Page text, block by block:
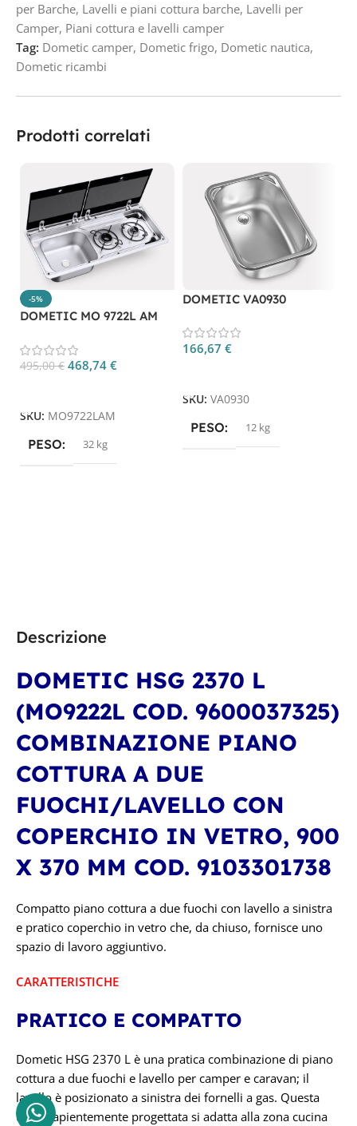
Descrizione
DOMETIC HSG 2370 L
(MO9222L COD. 9600037325)
COMBINAZIONE PIANO
COTTURA A DUE
FUOCHI/LAVELLO CON
COPERCHIO IN VETRO, 900
X 370 MM COD. 9103301738
Compatto piano cottura a due fuochi con lavello a sinistra
e pratico coperchio in vetro che, da chiuso, fornisce uno
spazio di lavoro aggiuntivo.
CARATTERISTICHE
PRATICO E COMPATTO
Dometic HSG 2370 L è una pratica combinazione di piano
cottura a due fuochi e lavello per camper e caravan; il
lavello è posizionato a sinistra dei fornelli a gas. Questa
unità sapientemente progettata si adatta alla zona cucina
per Barche, Lavelli e piani cottura barche, Lavelli per
Camper, Piani cottura e lavelli camper
Tag: Dometic camper, Dometic frigo, Dometic nautica,
Dometic ricambi
Prodotti correlati
-5%
DOMETIC MO 9722L AM
495,00€ 468,74 €
SKU: MO9722LAM
PESO 32 kg
DOMETIC VA0930
166,67 €
SKU: VA0930
PESO 12 kg